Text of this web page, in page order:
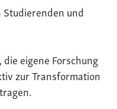
und
eigene Forschung
zur Transformation